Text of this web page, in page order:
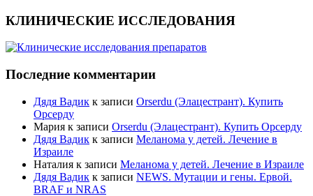
КЛИНИЧЕСКИЕ ИССЛЕДОВАНИЯ
Последние комментарии
Дядя Вадик к записи Orserdu (Элацестрант). Купить
Орсерду
Мария к записи Orserdu (Элацестрант). Купить Орсерду
Дядя Вадик к записи Меланома у детей. Лечение в
Израиле
Наталия к записи Меланома у детей. Лечение в Израиле
Дядя Вадик к записи NEWS. Мутации и гены. Ервой.
BRAF и NRAS